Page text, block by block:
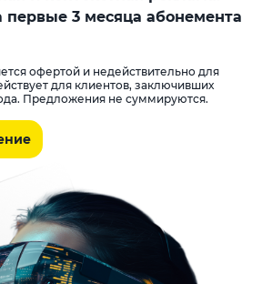
первые 3 месяца абонемента
офертой и недействительно для
для клиентов, заключивших
Предложения не суммируются.